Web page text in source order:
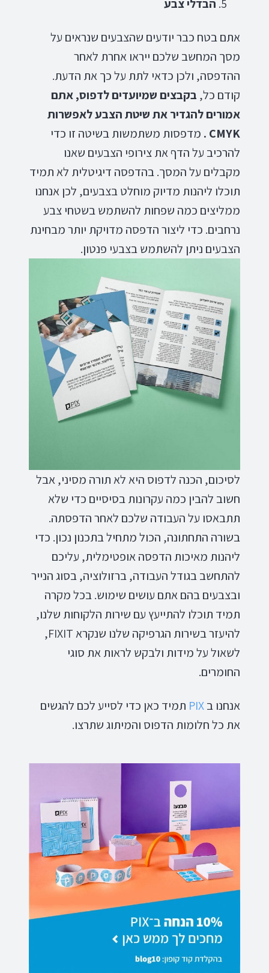
הבדלי צבע
אתם בטח כבר יודעים שהצבעים שנראים על
מסך המחשב שלכם ייראו אחרת לאחר
ההדפסה, ולכן כדאי לתת על כך את הדעת.
קודם כל, בקבצים שמיועדים לדפוס, אתם
אמורים להגדיר את שיטת הצבע לאפשרות
CMYK
. מדפסות משתמשות בשיטה זו כדי
להרכיב על הדף את צירופי הצבעים שאנו
מקבלים על המסך. בהדפסה דיגיטלית לא תמיד
תוכלו ליהנות מדיוק מוחלט בצבעים, לכן אנחנו
ממליצים כמה שפחות להשתמש בשטחי צבע
נרחבים. כדי ליצור הדפסה מדויקת יותר מבחינת
הצבעים ניתן להשתמש בצבעי פנטון.
לסיכום, הכנה לדפוס היא לא תורה מסיני, אבל
חשוב להבין כמה עקרונות בסיסיים כדי שלא
תתבאסו על העבודה שלכם לאחר הדפסתה.
בשורה התחתונה, הכול מתחיל בתכנון נכון. כדי
ליהנות מאיכות הדפסה אופטימלית, עליכם
להתחשב בגודל העבודה, ברזולוציה, בסוג הנייר
ובצבעים בהם אתם עושים שימוש. בכל מקרה
תמיד תוכלו להתייעץ עם שירות הלקוחות שלנו,
להיעזר בשירות הגרפיקה שלנו שנקרא FIXIT,
לשאול על מידות ולבקש לראות את סוגי
החומרים.
אנחנו בPIX תמיד כאן כדי לסייע לכם להגשים
את כל חלומות הדפוס והמיתוג שתרצו.